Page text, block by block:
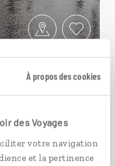
À propos des cookies
des Voyages
votre navigation
et la pertinence